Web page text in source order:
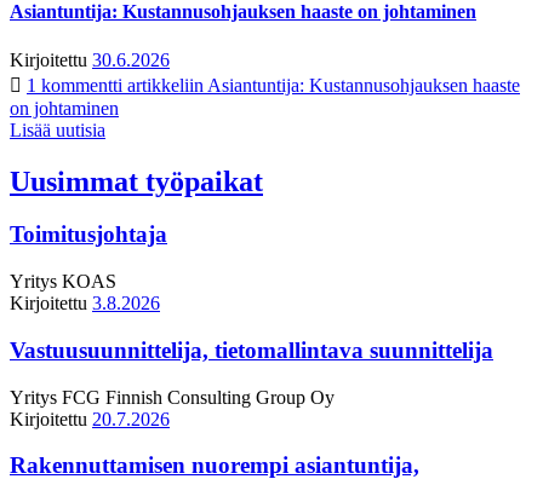
Asiantuntija: Kustannusohjauksen haaste on johtaminen
Kirjoitettu 30.6.2026
1 kommentti artikkeliin Asiantuntija: Kustannusohjauksen haaste
on johtaminen
Lisää uutisia
Uusimmat työpaikat
Toimitusjohtaja
Yritys KOAS
Kirjoitettu 3.8.2026
Vastuusuunnittelija, tietomallintava suunnittelija
Yritys FCG Finnish Consulting Group Oy
Kirjoitettu 20.7.2026
Rakennuttamisen nuorempi asiantuntija,